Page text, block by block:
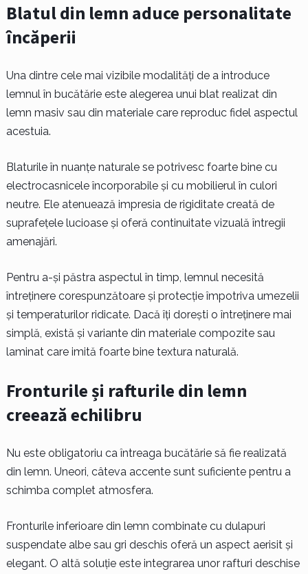
Blatul din lemn aduce personalitate
încăperii
Una dintre cele mai vizibile modalități de a introduce
lemnul în bucătărie este alegerea unui blat realizat din
lemn masiv sau din materiale care reproduc fidel aspectul
acestuia.
Blaturile în nuanțe naturale se potrivesc foarte bine cu
electrocasnicele încorporabile și cu mobilierul în culori
neutre. Ele atenuează impresia de rigiditate creată de
suprafețele lucioase și oferă continuitate vizuală întregii
amenajări.
Pentru a-și păstra aspectul în timp, lemnul necesită
întreținere corespunzătoare și protecție împotriva umezelii
și temperaturilor ridicate. Dacă îți dorești o întreținere mai
simplă, există și variante din materiale compozite sau
laminat care imită foarte bine textura naturală.
Fronturile și rafturile din lemn
creează echilibru
Nu este obligatoriu ca întreaga bucătărie să fie realizată
din lemn. Uneori, câteva accente sunt suficiente pentru a
schimba complet atmosfera.
Fronturile inferioare din lemn combinate cu dulapuri
suspendate albe sau gri deschis oferă un aspect aerisit și
elegant. O altă soluție este integrarea unor rafturi deschise